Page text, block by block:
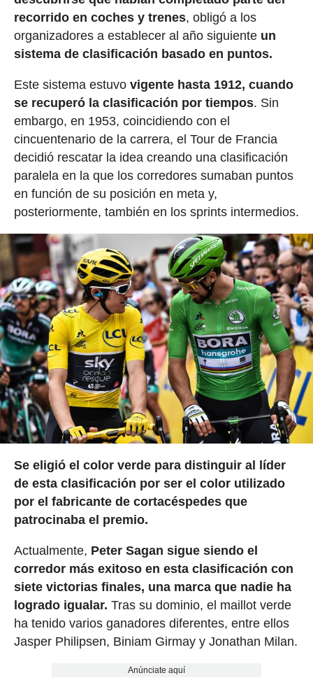
recorrido en coches y trenes, obligó a los
organizadores a establecer al año siguiente un
sistema de clasificación basado en puntos.
Este sistema estuvo vigente hasta 1912, cuando
se recuperó la clasificación por tiempos. Sin
embargo, en 1953, coincidiendo con el
cincuentenario de la carrera, el Tour de Francia
decidió rescatar la idea creando una clasificación
paralela en la que los corredores sumaban puntos
en función de su posición en meta y,
posteriormente, también en los sprints intermedios.
Se eligió el color verde para distinguir al líder
de esta clasificación por ser el color utilizado
por el fabricante de cortacéspedes que
patrocinaba el premio.
Actualmente, Peter Sagan sigue siendo el
corredor más exitoso en esta clasificación con
siete victorias finales, una marca que nadie ha
logrado igualar. Tras su dominio, el maillot verde
ha tenido varios ganadores diferentes, entre ellos
Jasper Philipsen, Biniam Girmay y Jonathan Milan.
Anúnciate aquí